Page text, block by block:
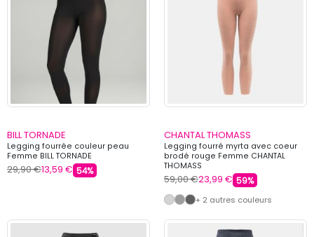
BILL TORNADE
Legging fourrée couleur peau
Femme BILL TORNADE
29,90 €13,59 € 54%
CHANTAL THOMASS
Legging fourré myrta avec coeur
brodé rouge Femme CHANTAL
THOMASS
59,00 €23,99 € 59%
+ 2 autres couleurs